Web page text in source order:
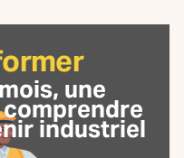
une
industriel